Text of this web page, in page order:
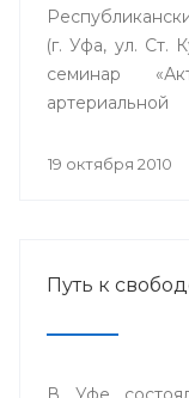
(г. Уфа, ул. Ст.
семинар
Стерлитамак,
19 октября 2010
Путь к